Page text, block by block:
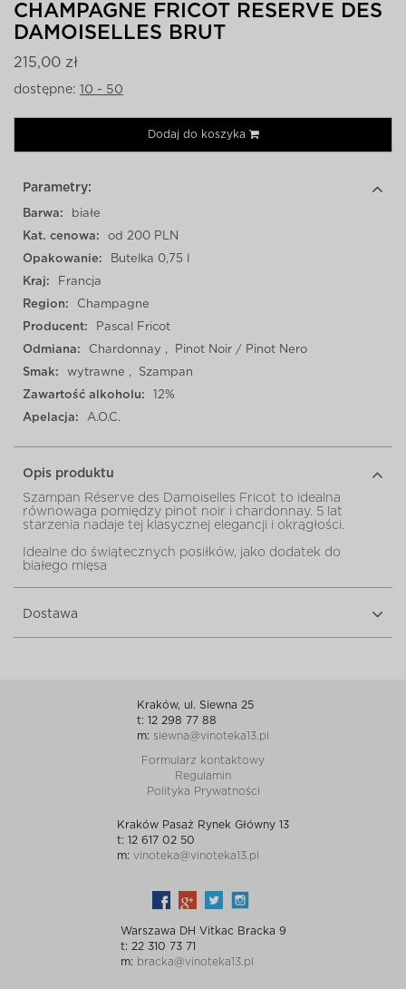
CHAMPAGNE FRICOT RESERVE DES
DAMOISELLES BRUT
215,00 zł
dostępne: 10 - 50
Dodaj do koszyka
Parametry:
Barwa:
białe
Kat. cenowa:
od 200 PLN
Opakowanie:
Butelka 0,75 l
Kraj:
Francja
Region:
Champagne
Producent:
Pascal Fricot
Odmiana:
Chardonnay ,
Pinot Noir / Pinot Nero
Smak:
wytrawne ,
Szampan
Zawartość alkoholu:
12%
Apelacja:
A.O.C.
Opis produktu
Szampan Réserve des Damoiselles Fricot to idealna
równowaga pomiędzy pinot noir i chardonnay. 5 lat
starzenia nadaje tej klasycznej elegancji i okrągłości.
Idealne do świątecznych posiłków, jako dodatek do
białego mięsa
Dostawa
Kraków, ul. Siewna 25
t: 12 298 77 88
m: siewna@vinoteka13.pl
Formularz kontaktowy
Regulamin
Polityka Prywatności
Kraków Pasaż Rynek Główny 13
t: 12 617 02 50
m: vinoteka@vinoteka13.pl
Warszawa DH Vitkac Bracka 9
t: 22 310 73 71
m: bracka@vinoteka13.pl